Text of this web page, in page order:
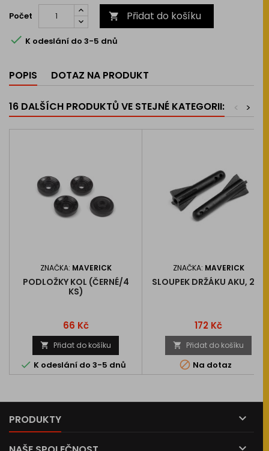
Počet  Přidat do košíku
 K odeslání do 3-5 dnů
POPIS DOTAZ NA PRODUKT
16 DALŠÍCH PRODUKTŮ VE STEJNÉ KATEGORII: >
<
ZNAČKA: MAVERICK
PODLOŽKY KOL (ČERNÉ/4
KS)
Cena
66 Kč
 Přidat do košíku
 K odeslání do 3-5 dnů
ZNAČKA: MAVERICK
SLOUPEK DRŽÁKU AKU, 2KS
Cena
172 Kč
 Přidat do košíku
 Na dotaz
PRODUKTY 